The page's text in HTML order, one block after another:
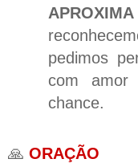
pedimos
com
chance.
🙏 ORAÇÃO